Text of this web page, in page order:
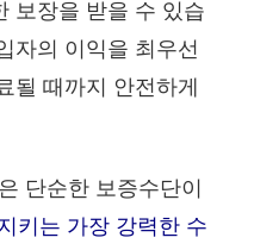
보장을 받을 수 있습
자의 이익을 최우선
될 때까지 안전하게
단순한 보증수단이
키는 가장 강력한 수